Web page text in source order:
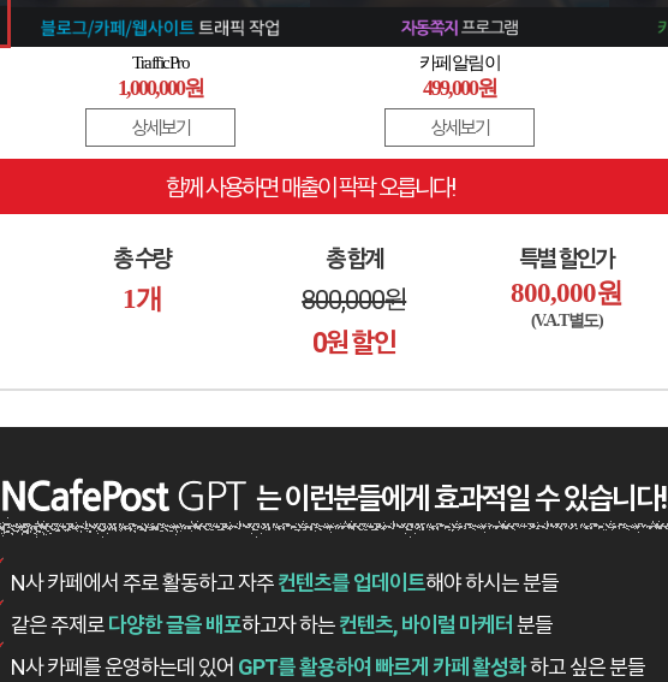
TrafficPro
1,000,000원
상세보기
카페알림이
499,000원
상세보기
함께 사용하면 매출이 팍팍 오릅니다!
총 수량
1개
총 합계
800,000원
0원 할인
특별 할인가
800,000원
(V.A.T별도)
는 이런분들에게 효과적일 수 있습니다!
N사 카페에서 주로 활동하고 자주컨텐츠를 업데이트해야 하시는 분들
같은 주제로다양한 글을 배포하고자 하는컨텐츠, 바이럴 마케터 분들
N사 카페를 운영하는데 있어 GPT를 활용하여 빠르게 카페 활성화하고 싶은 분들